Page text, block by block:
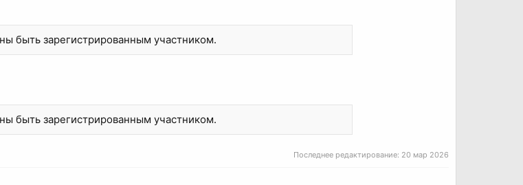
быть зарегистрированным участником.
быть зарегистрированным участником.
Последнее редактирование: 20 мар 2026